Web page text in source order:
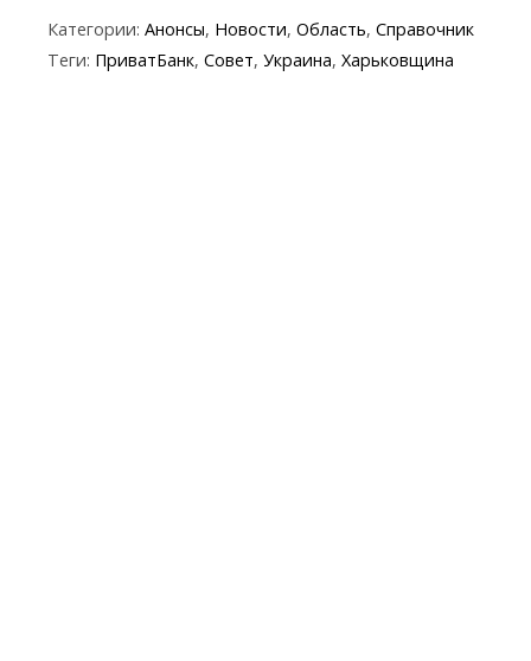
e itte
gr
er at y t ai
Категории: Анонсы, Новости, Область, Справочник
Теги: ПриватБанк, Совет, Украина, Харьковщина